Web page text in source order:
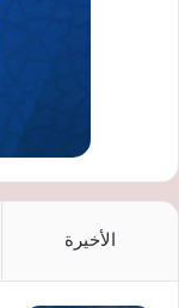
الأخيرة